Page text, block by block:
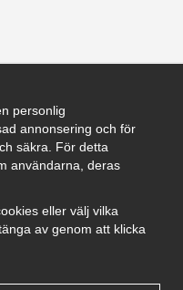
personlig
annonsering och för
säkra. För detta
användarna, deras
eller välj vilka
av genom att klicka